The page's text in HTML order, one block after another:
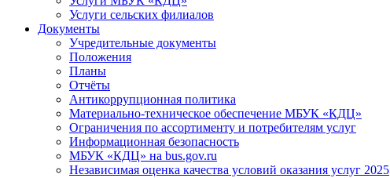
Услуги сельских филиалов
Документы
Учредительные документы
Положения
Планы
Отчёты
Антикоррупционная политика
Материально-техническое обеспечение МБУК «КДЦ»
Ограничения по ассортименту и потребителям услуг
Информационная безопасность
МБУК «КДЦ» на bus.gov.ru
Независимая оценка качества условий оказания услуг 2025